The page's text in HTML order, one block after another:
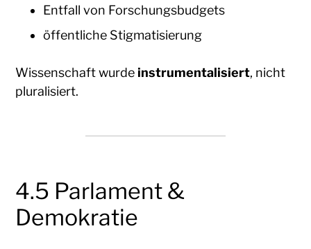
Entfall von Forschungsbudgets
öffentliche Stigmatisierung
Wissenschaft wurde instrumentalisiert, nicht
pluralisiert.
4.5 Parlament &
Demokratie